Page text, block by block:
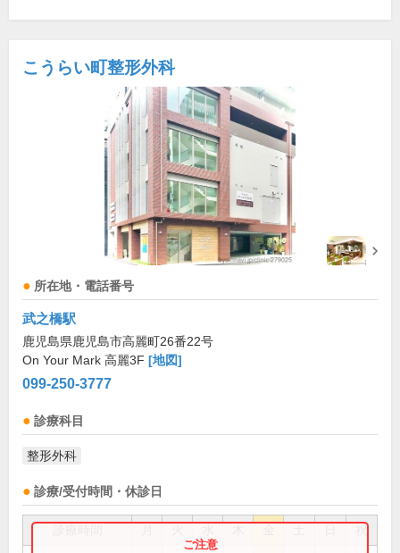
こうらい町整形外科
所在地・電話番号
武之橋駅
鹿児島県鹿児島市高麗町26番22号
On Your Mark 高麗3F [地図]
099-250-3777
診療科目
整形外科
診療/受付時間・休診日
祝